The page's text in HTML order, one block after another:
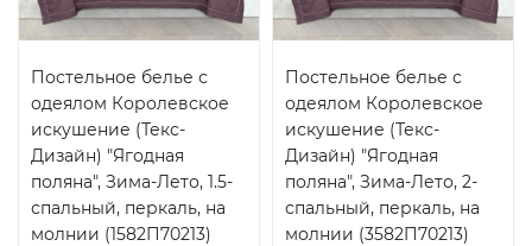
Постельное белье с
одеялом Королевское
искушение (Текс-
Дизайн) "Ягодная
поляна", Зима-Лето, 1.5-
спальный, перкаль, на
молнии (1582П70213)
Постельное белье с
одеялом Королевское
искушение (Текс-
Дизайн) "Ягодная
поляна", Зима-Лето, 2-
спальный, перкаль, на
молнии (3582П70213)